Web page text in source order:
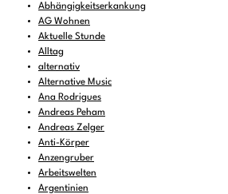
Abhängigkeitserkankung
AG Wohnen
Aktuelle Stunde
Alltag
alternativ
Alternative Music
Ana Rodrigues
Andreas Peham
Andreas Zelger
Anti-Körper
Anzengruber
Arbeitswelten
Argentinien